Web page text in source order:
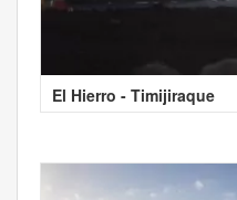
El Hierro - Timijiraque